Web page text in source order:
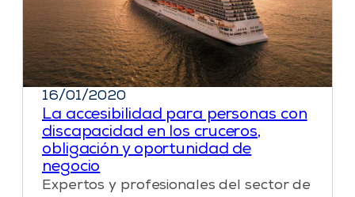
16/01/2020
La accesibilidad para personas con
discapacidad en los cruceros,
obligación y oportunidad de
negocio
Expertos y profesionales del sector de